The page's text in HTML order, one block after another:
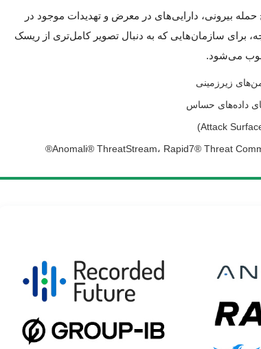
بیرونی، دارایی‌های در معرض و تهدیدات موجود در
برای سازمان‌هایی که به دنبال تصویر کامل‌تری از ریسک
می‌شود.
زیرزمینی
داده‌های حساس